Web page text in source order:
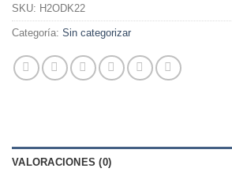
SKU: H2ODK22
Categoría: Sin categorizar
VALORACIONES (0)